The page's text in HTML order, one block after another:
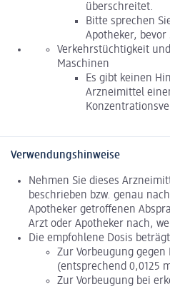
überschreitet.
Bitte sprechen
Apotheker,
Verkehrstüchtigkeit
Maschinen
Es gibt keinen
Arzneimittel
Verwendungshinweise
Nehmen Sie dieses
beschrieben bzw. genau
Apotheker getroffenen
Arzt oder Apotheker nach,
Die empfohlene Dosis
Zur Vorbeugung gegen
(entsprechend 0,0125
Zur Vorbeugung bei